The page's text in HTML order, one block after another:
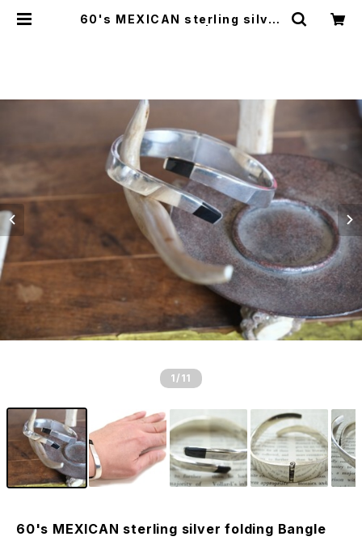
60's MEXICAN sterling silver
1 /11
60's MEXICAN sterling silver folding Bangle